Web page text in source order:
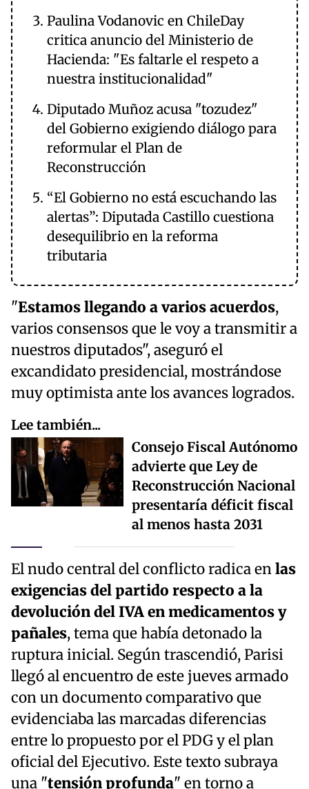
Paulina Vodanovic en ChileDay
critica anuncio del Ministerio de
Hacienda: "Es faltarle el respeto a
nuestra institucionalidad"
Diputado Muñoz acusa "tozudez"
del Gobierno exigiendo diálogo para
reformular el Plan de
Reconstrucción
“El Gobierno no está escuchando las
alertas”: Diputada Castillo cuestiona
desequilibrio en la reforma
tributaria
"Estamos llegando a varios acuerdos,
varios consensos que le voy a transmitir a
nuestros diputados", aseguró el
excandidato presidencial, mostrándose
muy optimista ante los avances logrados.
Lee también...
Consejo Fiscal Autónomo
advierte que Ley de
Reconstrucción Nacional
presentaría déficit fiscal
al menos hasta 2031
El nudo central del conflicto radica enlas
exigencias del partido respecto a la
devolución del IVA en medicamentos y
pañales, tema que había detonado la
ruptura inicial. Según trascendió, Parisi
llegó al encuentro de este jueves armado
con un documento comparativo que
evidenciaba las marcadas diferencias
entre lo propuesto por el PDG y el plan
oficial del Ejecutivo. Este texto subraya
una "tensión profunda" en torno a